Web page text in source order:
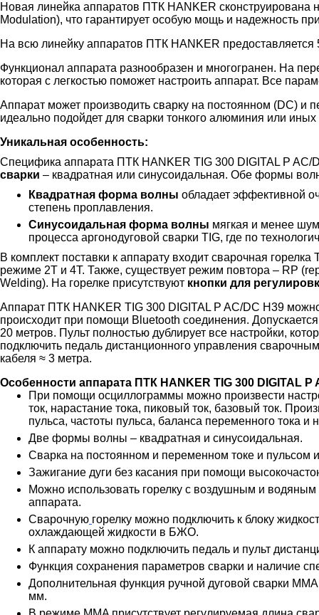
Новая линейка аппаратов ПТК HANKER сконструирована
Modulation), что гарантирует особую мощь и надежность
На всю линейку аппаратов ПТК HANKER предоставляется
Функционал аппарата разнообразен и многогранен. На
которая с легкостью поможет настроить аппарат. Все
Аппарат может производить сварку на постоянном (DC)
идеально подойдет для сварки тонкого алюминия или
Уникальная особенность:
Специфика аппарата ПТК HANKER TIG 300 DIGITAL P
сварки – квадратная или синусоидальная. Обе формы
Квадратная форма волны обладает эффективной
степень проплавления.
Синусоидальная форма волны мягкая и менее
процесса аргонодуговой сварки TIG, где по
В комплект поставки к аппарату входит сварочная
режиме 2T и 4T. Также, существует режим повтора – RP
Welding). На горелке присутствуют кнопки для
Аппарат ПТК HANKER TIG 300 DIGITAL P AC/DC H39
происходит при помощи Bluetooth соединения.
20 метров. Пульт полностью дублирует все настройки,
подключить педаль дистанционного управления
кабеля ≈ 3 метра.
Особенности аппарата ПТК HANKER TIG 300 DIGITAL P
При помощи осциллограммы можно произвести
ток, нарастание тока, пиковый ток, базовый ток.
пульса, частоты пульса, баланса переменного тока и
Две формы волны – квадратная и синусоидальная.
Сварка на постоянном и переменном токе и пульсом
Зажигание дуги без касания при помощи
Можно использовать горелку с воздушным и
аппарата.
Сварочную горелку можно подключить к блоку
охлаждающей жидкости в БЖО.
К аппарату можно подключить педаль и пульт
Функция сохранения параметров сварки и наличие
Дополнительная функция ручной дуговой сварки
мм.